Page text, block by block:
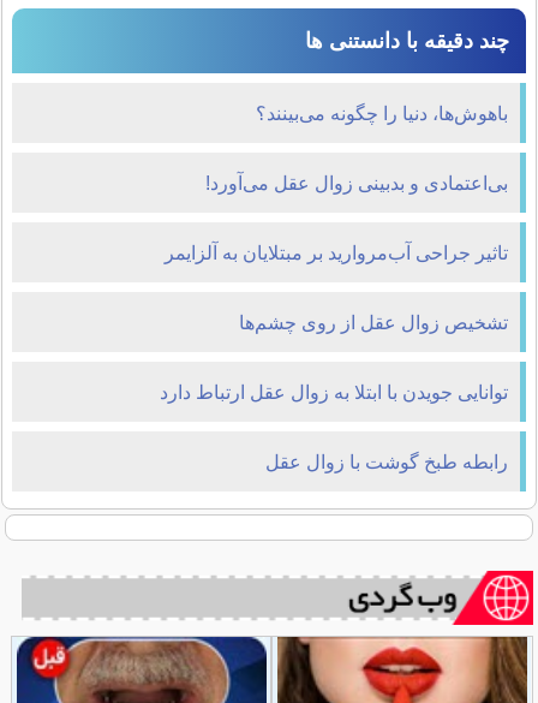
چند دقیقه با دانستنی ها
باهوش‌ها، دنیا را چگونه می‌بینند؟
بی‌اعتمادی و بدبینی زوال عقل می‌آورد!
تاثیر جراحی آب‌مروارید بر مبتلایان به آلزایمر
تشخیص زوال عقل از روی چشم‌ها
توانایی جویدن با ابتلا به زوال عقل ارتباط دارد
رابطه طبخ گوشت با زوال عقل